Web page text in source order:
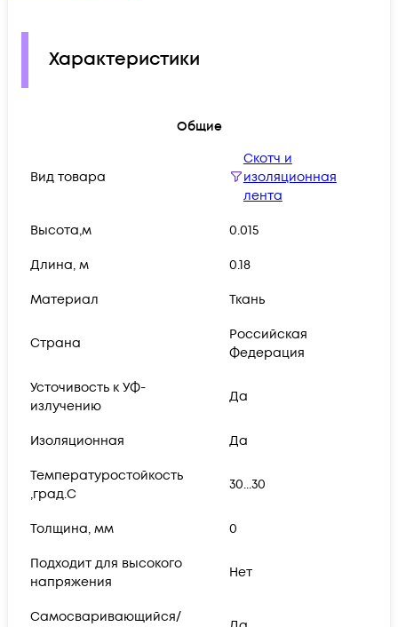
Характеристики
Общие
Вид товара
Скотч и
изоляционная
лента
Высота,м 0.015
Длина, м 0.18
Материал Ткань
Страна
Российская
Федерация
Усточивость к УФ-
излучению
Да
Изоляционная Да
Температуростойкость
,град.C
30...30
Толщина, мм 0
Подходит для высокого
напряжения
Нет
Самосваривающийся/